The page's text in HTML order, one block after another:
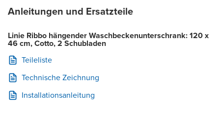
Anleitungen und Ersatzteile
Linie Ribbo hängender Waschbeckenunterschrank: 120 x
46 cm, Cotto, 2 Schubladen
Teileliste
Technische Zeichnung
Installationsanleitung